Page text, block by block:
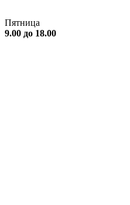
Пятница
9.00 до 18.00